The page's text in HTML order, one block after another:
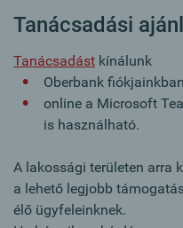
Tanácsadási
Tanácsadást kínálunk
Oberbank
online a Microsoft
is használható.
A lakossági területen arra
a lehető legjobb
élő ügyfeleinknek.